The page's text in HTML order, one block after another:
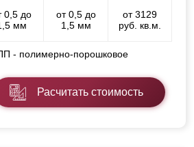
0,5 до
мм
от 0,5 до
1,5 мм
от 3129
руб. кв.м.
- полимерно-порошковое
Расчитать стоимость